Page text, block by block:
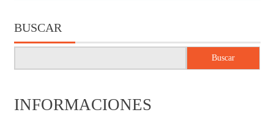
BUSCAR
Buscar
INFORMACIONES